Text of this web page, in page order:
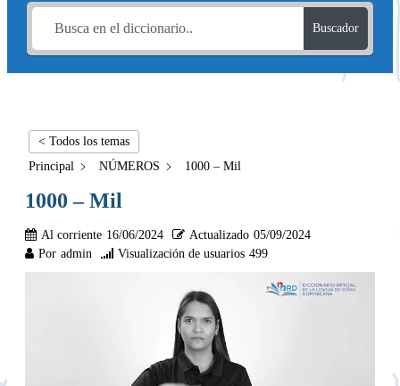
Buscador
< Todos los temas
Principal
NÚMEROS 1000 – Mil
1000 – Mil
Al corriente 16/06/2024 Actualizado 05/09/2024
Por admin Visualización de usuarios 499